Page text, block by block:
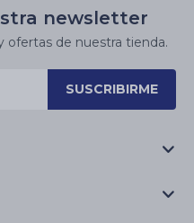
newsletter
ofertas de nuestra tienda.
SUSCRIBIRME